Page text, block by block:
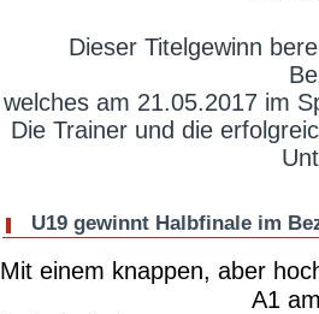
Dieser Titelgewinn
welches am 21.05.2017 im
Die Trainer und die
U19 gewinnt Halbfinale im
Mit einem knappen, aber
A1